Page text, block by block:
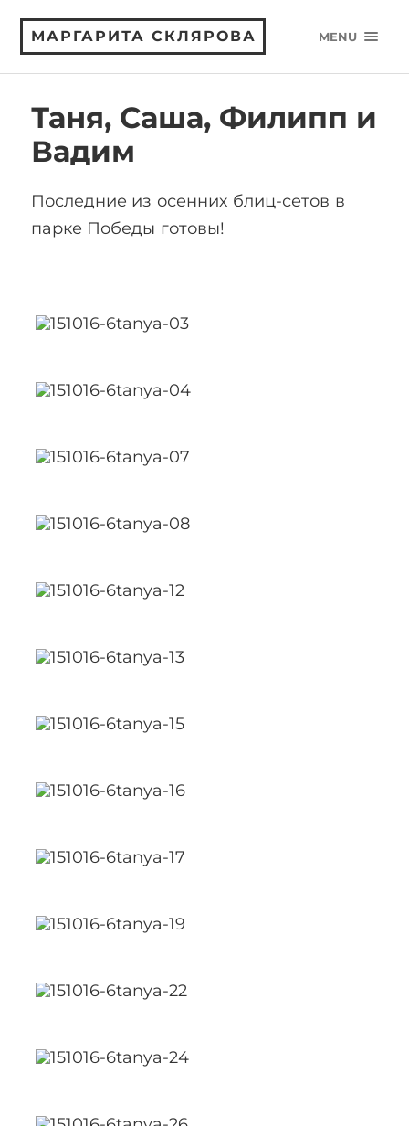
МАРГАРИТА СКЛЯРОВА MENU
Таня, Саша, Филипп и
Вадим
Последние из осенних блиц-сетов в
парке Победы готовы!